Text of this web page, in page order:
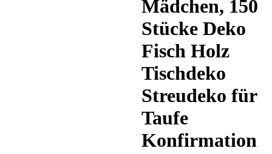
Mädchen, 150
Stücke Deko
Fisch Holz
Tischdeko
Streudeko für
Taufe
Konfirmation